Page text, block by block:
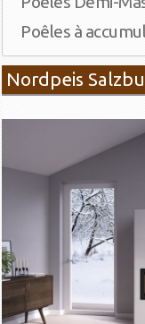
Poêles à
Nordpeis